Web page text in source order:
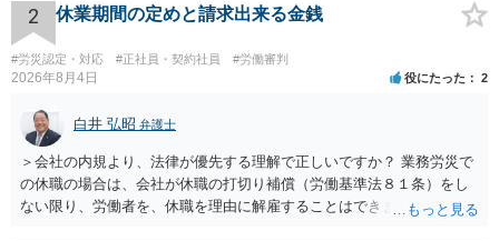
収入、年齢等で大きく変わりますので一般的にいくらとは言えませ
ん。 弁護士に依頼する費用はそれぞれの弁護士で異なるので個別に聞
いてみるしかありませんが、旧日弁連規準を使った着手金・成功報酬
方式と着手金ゼロまたは少額で成功報酬大目の方式のどちらかが多い
弁護士に直接面談で相談されることをお勧めします。
2 休業期間の定めと請求出来る金銭
#労災認定・対応 #正社員・契約社員 #労働審判
2026年8月4日 役にたった 2
白井 弘昭 弁護士
＞会社の内規より、法律が優先する理解で正しいですか？ 業務労災で
の休職の場合は、会社が休職の打切り補償（労働基準法８１条）をし
ない限り、労働者を、休職を理由に解雇することはできません（労働